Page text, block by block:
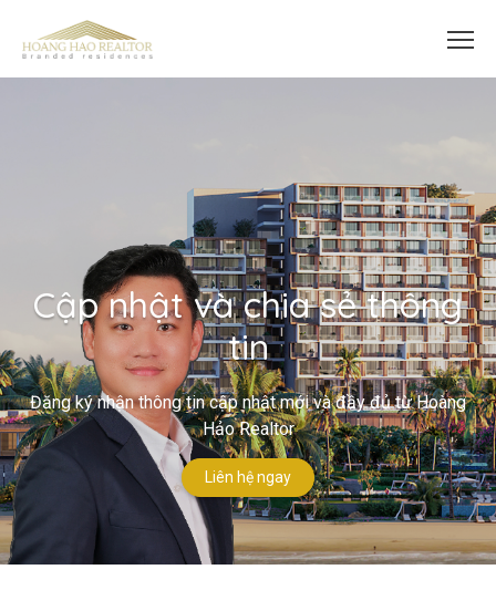
Cập nhật và chia sẻ thông
tin
Đăng ký nhận thông tin cập nhật mới và đầy đủ từ Hoàng
Hảo Realtor
Liên hệ ngay